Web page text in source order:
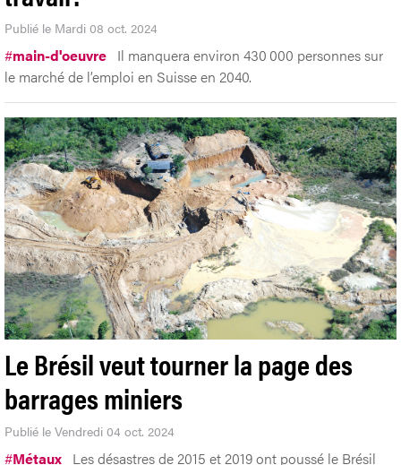
Publié le Mardi 08 oct. 2024
#main-d'oeuvre Il manquera environ 430 000 personnes sur
le marché de l’emploi en Suisse en 2040.
Le Brésil veut tourner la page des
barrages miniers
Publié le Vendredi 04 oct. 2024
#Métaux Les désastres de 2015 et 2019 ont poussé le Brésil